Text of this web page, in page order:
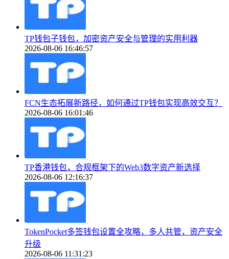
TP钱包子钱包，加密资产安全与管理的实用利器
2026-08-06 16:46:57
FCN生态拓展新路径，如何通过TP钱包实现高效交互？
2026-08-06 16:01:46
TP香港钱包，合规框架下的Web3数字资产新选择
2026-08-06 12:16:37
TokenPocket多签钱包设置全攻略，多人共管，资产安全
升级
2026-08-06 11:31:23